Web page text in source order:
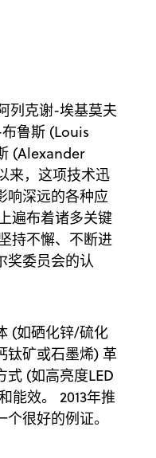
列克谢-埃基莫夫
鲁斯 (Louis
(Alexander
来，这项技术迅
响深远的各种应
遍布着诸多关键
持不懈、不断进
奖委员会的认
(如硒化锌/硫化
钛矿或石墨烯) 革
式 (如高亮度LED
能效。 2013年推
很好的例证。